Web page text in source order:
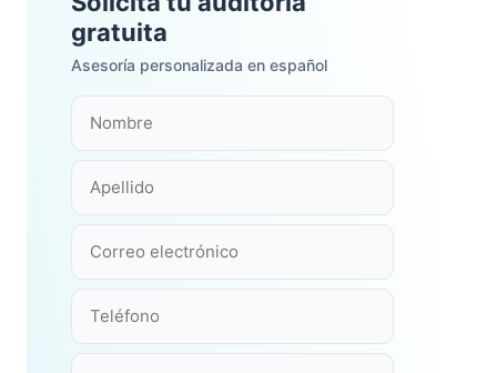
gratuita
Asesoría personalizada en español